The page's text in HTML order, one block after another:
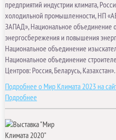
предприятий индустрии климата,
холодильной промышленности, НП
ЗАПАД», Национальное объединение
энергосбережения и повышения
Национальное объединение
Национальное объединение
Центров: Россия, Беларусь, Казахстан».
Подробнее о Мир Климата 2023 на
Подробнее